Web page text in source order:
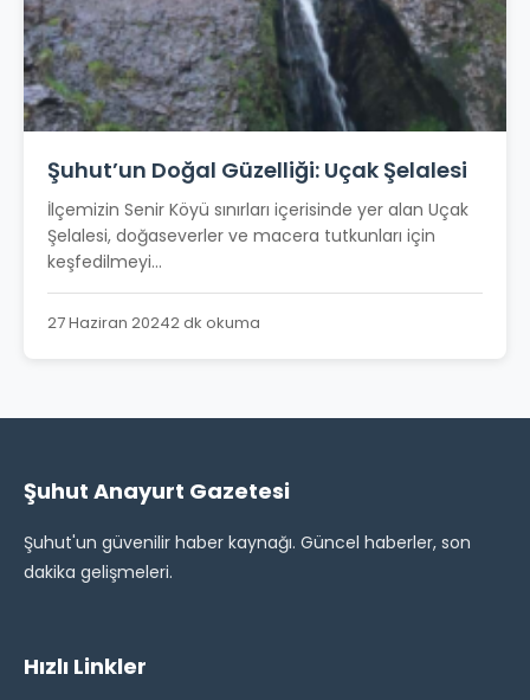
Şuhut’un Doğal Güzelliği: Uçak Şelalesi
İlçemizin Senir Köyü sınırları içerisinde yer alan Uçak
Şelalesi, doğaseverler ve macera tutkunları için
keşfedilmeyi...
27 Haziran 20242 dk okuma
Şuhut Anayurt Gazetesi
Şuhut'un güvenilir haber kaynağı. Güncel haberler, son
dakika gelişmeleri.
Hızlı Linkler